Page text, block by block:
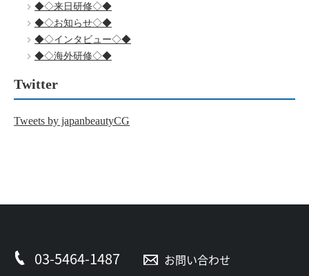
◆◇来日研修◇◆
◆◇お知らせ◇◆
◆◇インタビュー◇◆
◆◇海外研修◇◆
Twitter
Tweets by japanbeautyCG
03-5464-1487 お問い合わせ